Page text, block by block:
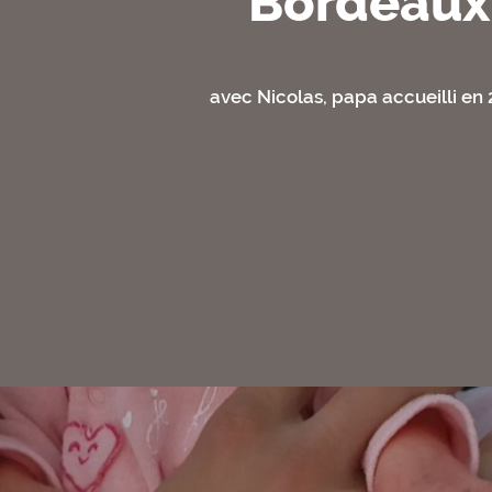
avec Nicolas, papa accueilli en